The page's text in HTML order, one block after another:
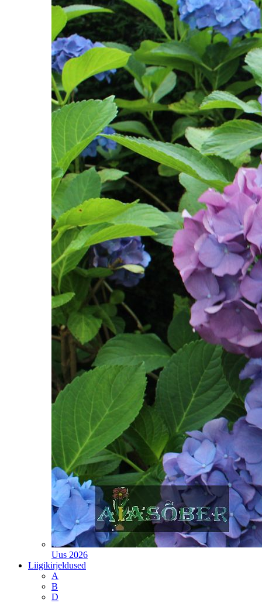
Uus 2026
Liigikirjeldused
A
B
D